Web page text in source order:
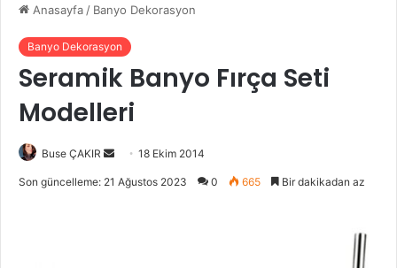
Anasayfa / Banyo Dekorasyon
Banyo Dekorasyon
Seramik Banyo Fırça Seti
Modelleri
Buse ÇAKIR 18 Ekim 2014
Son güncelleme: 21 Ağustos 2023 0 665 Bir dakikadan az